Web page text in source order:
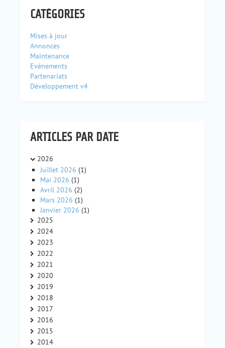
CATÉGORIES
Mises à jour
Annonces
Maintenance
Evènements
Partenariats
Développement v4
ARTICLES PAR DATE
2026
Juillet 2026 (1)
Mai 2026 (1)
Avril 2026 (2)
Mars 2026 (1)
Janvier 2026 (1)
2025
2024
2023
2022
2021
2020
2019
2018
2017
2016
2015
2014